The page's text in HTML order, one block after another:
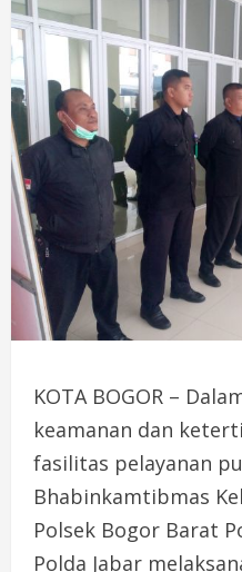
KOTA BOGOR –
keamanan dan
fasilitas pelayanan
Bhabinkamtibmas
Polsek Bogor Barat
Polda Jabar